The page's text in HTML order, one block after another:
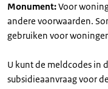
Monument:Voor
andere voorwaarden.
gebruiken voor
U kunt de meldcodes in
subsidieaanvraag voor